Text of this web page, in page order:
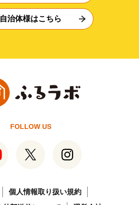
自治体様はこちら
FOLLOW US
個人情報取り扱い規約